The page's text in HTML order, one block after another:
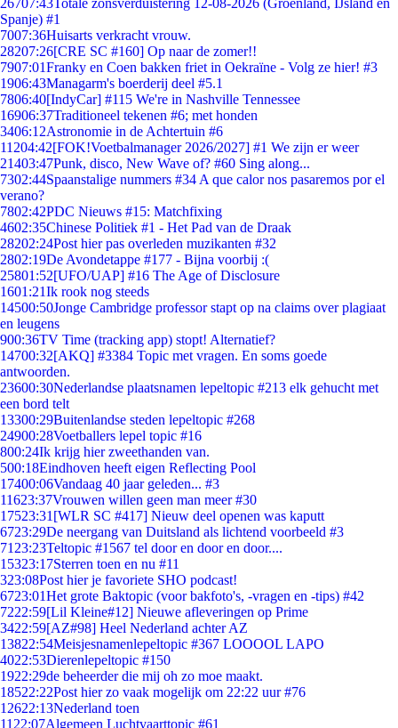
26707:43Totale zonsverduistering 12-08-2026 (Groenland, IJsland en
Spanje) #1
7007:36Huisarts verkracht vrouw.
28207:26[CRE SC #160] Op naar de zomer!!
7907:01Franky en Coen bakken friet in Oekraïne - Volg ze hier! #3
1906:43Managarm's boerderij deel #5.1
7806:40[IndyCar] #115 We're in Nashville Tennessee
16906:37Traditioneel tekenen #6; met honden
3406:12Astronomie in de Achtertuin #6
11204:42[FOK!Voetbalmanager 2026/2027] #1 We zijn er weer
21403:47Punk, disco, New Wave of? #60 Sing along...
7302:44Spaanstalige nummers #34 A que calor nos pasaremos por el
verano?
7802:42PDC Nieuws #15: Matchfixing
4602:35Chinese Politiek #1 - Het Pad van de Draak
28202:24Post hier pas overleden muzikanten #32
2802:19De Avondetappe #177 - Bijna voorbij :(
25801:52[UFO/UAP] #16 The Age of Disclosure
1601:21Ik rook nog steeds
14500:50Jonge Cambridge professor stapt op na claims over plagiaat
en leugens
900:36TV Time (tracking app) stopt! Alternatief?
14700:32[AKQ] #3384 Topic met vragen. En soms goede
antwoorden.
23600:30Nederlandse plaatsnamen lepeltopic #213 elk gehucht met
een bord telt
13300:29Buitenlandse steden lepeltopic #268
24900:28Voetballers lepel topic #16
800:24Ik krijg hier zweethanden van.
500:18Eindhoven heeft eigen Reflecting Pool
17400:06Vandaag 40 jaar geleden... #3
11623:37Vrouwen willen geen man meer #30
17523:31 [WLR SC #417] Nieuw deel openen was kaputt
6723:29De neergang van Duitsland als lichtend voorbeeld #3
71 23:23Teltopic #1567 tel door en door en door....
15323:17Sterren toen en nu #11
323:08Post hier je favoriete SHO podcast!
6723:01Het grote Baktopic (voor bakfoto's, -vragen en -tips) #42
7222:59[Lil Kleine#12] Nieuwe afleveringen op Prime
3422:59[AZ#98] Heel Nederland achter AZ
13822:54Meisjesnamenlepeltopic #367 LOOOOL LAPO
4022:53Dierenlepeltopic #150
1922:29de beheerder die mij oh zo moe maakt.
18522:22Post hier zo vaak mogelijk om 22:22 uur #76
12622:13Nederland toen
11 22:07Algemeen Luchtvaarttopic #61